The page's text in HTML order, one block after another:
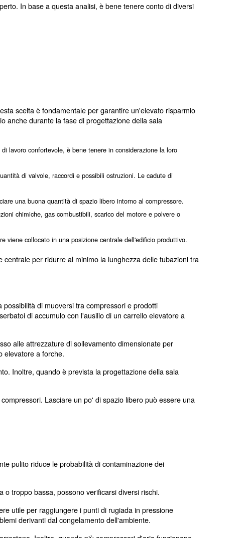
buona
impianto
di
sala compressori
dove si troverà. Questa scelta è fondamentale per
la posizione è necessario anche durante la fase di
Per garantire un luogo di lavoro confortevole, è bene tenere
e diminuisce anche la quantità di valvole, raccordi e possibili
ordinaria, è necessario lasciare una buona quantità di spazio
lontana da vapore, soluzioni chimiche, gas combustibili,
in una posizione centrale per ridurre al minimo la
per consentire la possibilità di muoversi tra
dei compressori e/o dei serbatoi di accumulo con l'ausilio